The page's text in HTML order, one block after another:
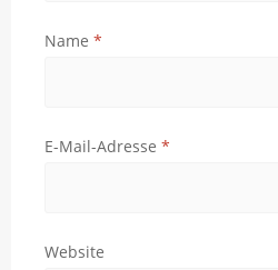
Name *
E-Mail-Adresse *
Website